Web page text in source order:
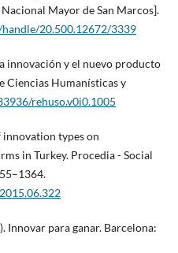
Mayor de San Marcos].
20.500.12672/3339
innovación y el nuevo producto
Ciencias Humanísticas y
rehuso.v0i0.1005
innovation types on
in Turkey. Procedia - Social
Innovar para ganar. Barcelona: